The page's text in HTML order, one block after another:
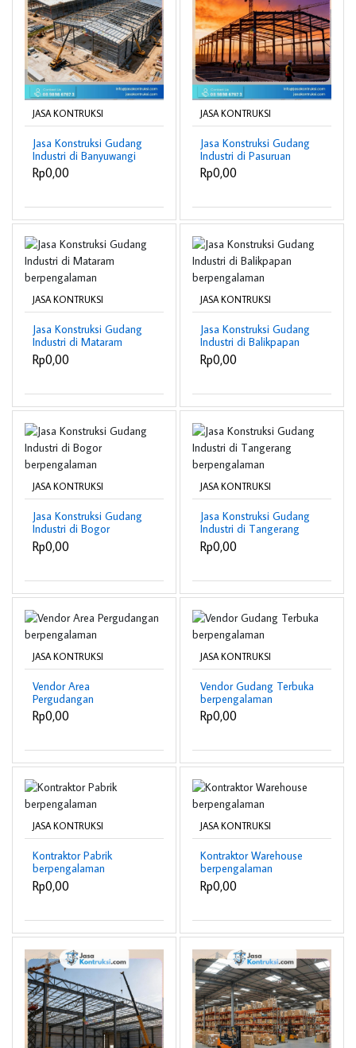
JASA KONTRUKSI
Jasa Konstruksi Gudang
Industri di Banyuwangi
berpengalaman
Rp0,00
JASA KONTRUKSI
Jasa Konstruksi Gudang
Industri di Pasuruan
berpengalaman
Rp0,00
JASA KONTRUKSI
Jasa Konstruksi Gudang
Industri di Mataram
berpengalaman
Rp0,00
JASA KONTRUKSI
Jasa Konstruksi Gudang
Industri di Balikpapan
berpengalaman
Rp0,00
JASA KONTRUKSI
Jasa Konstruksi Gudang
Industri di Bogor
berpengalaman
Rp0,00
JASA KONTRUKSI
Jasa Konstruksi Gudang
Industri di Tangerang
berpengalaman
Rp0,00
JASA KONTRUKSI
Vendor Area
Pergudangan
berpengalaman
Rp0,00
JASA KONTRUKSI
Vendor Gudang Terbuka
berpengalaman
Rp0,00
JASA KONTRUKSI
Kontraktor Pabrik
berpengalaman
Rp0,00
JASA KONTRUKSI
Kontraktor Warehouse
berpengalaman
Rp0,00